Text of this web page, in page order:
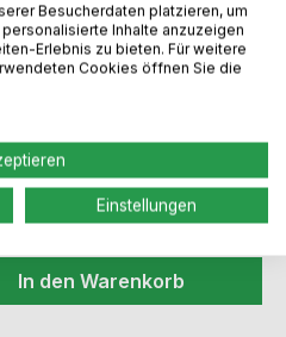
1-3 Werktage
den
In den Warenkorb
Besucherdaten platzieren, um
Inhalte anzuzeigen
Erlebnis zu bieten. Für weitere
Cookies öffnen Sie die
Einstellungen